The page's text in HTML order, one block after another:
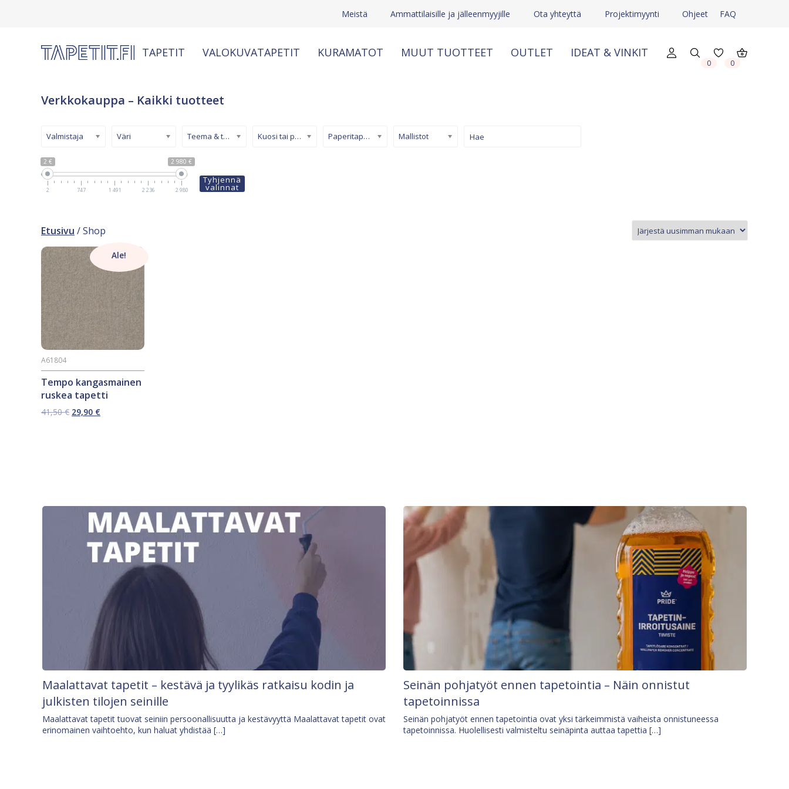
Meistä Ammattilaisille ja jälleenmyyjille Ota yhteyttä Projektimyynti Ohjeet FAQ
TAPETIT VALOKUVATAPETIT KURAMATOT MUUT TUOTTEET OUTLET IDEAT & VINKIT
0 0
Verkkokauppa – Kaikki tuotteet
2 € 2 980 €
2 747 1 491 2 236 2 980
Valmistaja Väri Teema & tyyli Kuosi tai pinta Paperitapetti Mallistot
Tyhjennä
valinnat
Etusivu / Shop
Ale!
Tempo kangasmainen
ruskea tapetti
A61804
41,50€ Alkuperäinen
29,90 €Nykyinen
Maalattavat tapetit – kestävä ja tyylikäs ratkaisu kodin ja
julkisten tilojen seinille
Maalattavat tapetit tuovat seiniin persoonallisuutta ja kestävyyttä Maalattavat tapetit ovat
erinomainen vaihtoehto, kun haluat yhdistää […]
Seinän pohjatyöt ennen tapetointia – Näin onnistut
tapetoinnissa
Seinän pohjatyöt ennen tapetointia ovat yksi tärkeimmistä vaiheista onnistuneessa
tapetoinnissa. Huolellisesti valmisteltu seinäpinta auttaa tapettia […]